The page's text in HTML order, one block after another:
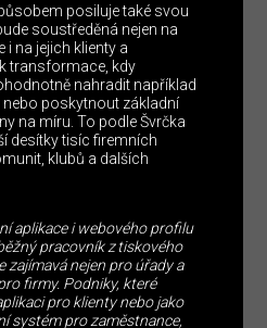
posiluje také svou
soustředěná nejen na
i na jejich klienty a
transformace, kdy
nahradit například
poskytnout základní
na míru. To podle Švrčka
desítky tisíc firemních
klubů a dalších
aplikace i webového profilu
pracovník z tiskového
zajímavá nejen pro úřady a
firmy. Podniky, které
pro klienty nebo jako
systém pro zaměstnance,